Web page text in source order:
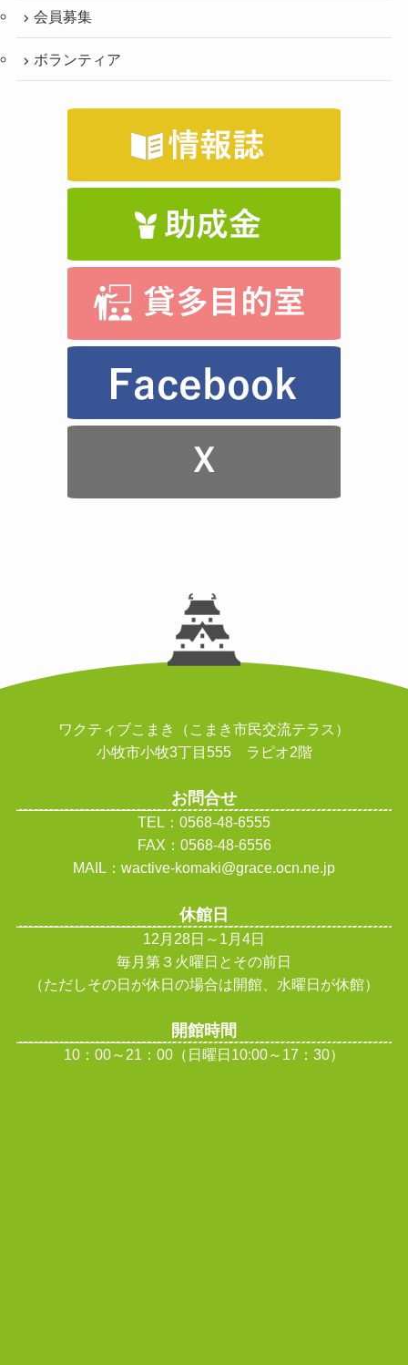
会員募集
ボランティア
ワクティブこまき（こまき市民交流テラス）
小牧市小牧3丁目555 ラピオ2階
お問合せ
TEL：0568-48-6555
FAX：0568-48-6556
MAIL：wactive-komaki@grace.ocn.ne.jp
休館日
12月28日～1月4日
毎月第３火曜日とその前日
（ただしその日が休日の場合は開館、水曜日が休館）
開館時間
10：00～21：00（日曜日10:00～17：30）